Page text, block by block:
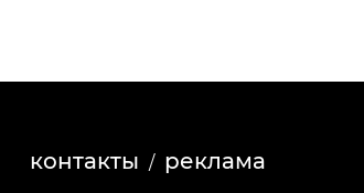
контакты реклама